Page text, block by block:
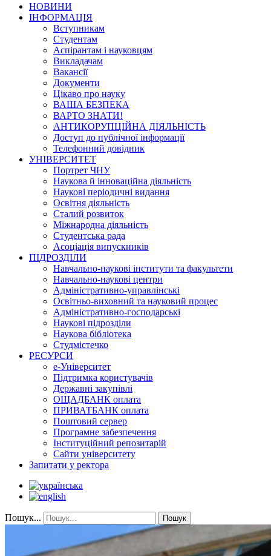
НОВИНИ
ІНФОРМАЦІЯ
Вступникам
Студентам
Аспірантам і науковцям
Викладачам
Вакансії
Документи
Цікаво про науку
ВАША БЕЗПЕКА
ВАРТО ЗНАТИ!
АНТИКОРУПЦІЙНА ДІЯЛЬНІСТЬ
Доступ до публічної інформації
Телефонний довідник
УНІВЕРСИТЕТ
Портрет ЧНУ
Наукова й інноваційна діяльність
Наукові періодичні видання
Освітня діяльність
Сталий розвиток
Міжнародна діяльність
Студентська рада
Асоціація випускників
ПІДРОЗДІЛИ
Навчально-наукові інститути та факультети
Навчально-наукові центри
Адміністративно-управлінські
Освітньо-виховний та науковий процес
Адміністративно-господарські
Наукові підрозділи
Наукова бібліотека
Студмістечко
РЕСУРСИ
е-Університет
Підтримка користувачів
Державні закупівлі
ОЩАДБАНК оплата
ПРИВАТБАНК оплата
Поштовий сервер
Програмне забезпечення
Інституційний репозитарій
Сайти університету
Запитати у ректора
Пошук... Пошук